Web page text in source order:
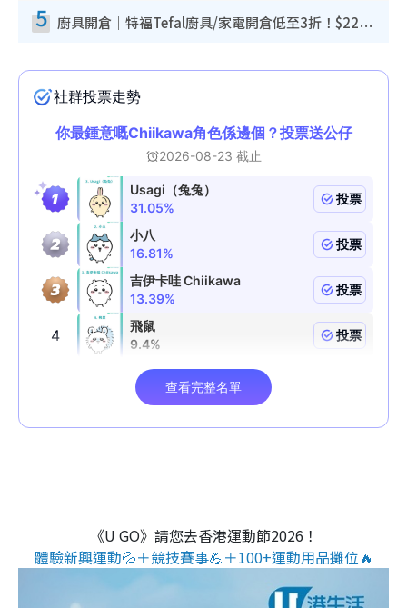
5 廚具開倉｜特福Tefal廚具/家電開倉低至3折！$220起買平底鍋/炒鑊/湯煲！電飯煲/吸塵機/燙斗$418起
《U GO》請您去香港運動節2026！
體驗新興運動💦＋競技賽事💪＋100+運動用品攤位🔥